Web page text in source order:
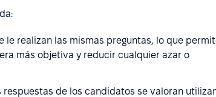
le realizan las mismas preguntas, lo que
más objetiva y reducir cualquier azar o
respuestas de los candidatos se valoran